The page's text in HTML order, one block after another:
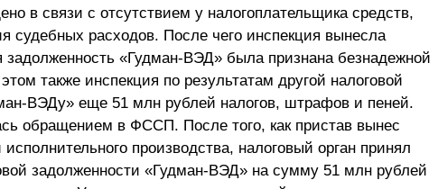
Презентации экспертов
Брошюры
в связи с отсутствием у налогоплательщика средств,
судебных расходов. После чего инспекция вынесла
задолженность «Гудман-ВЭД» была признана безнадежной
также инспекция по результатам другой налоговой
ВЭДу» еще 51 млн рублей налогов, штрафов и пеней.
обращением в ФССП. После того, как пристав вынес
производства, налоговый орган принял
задолженности «Гудман-ВЭД» на сумму 51 млн рублей